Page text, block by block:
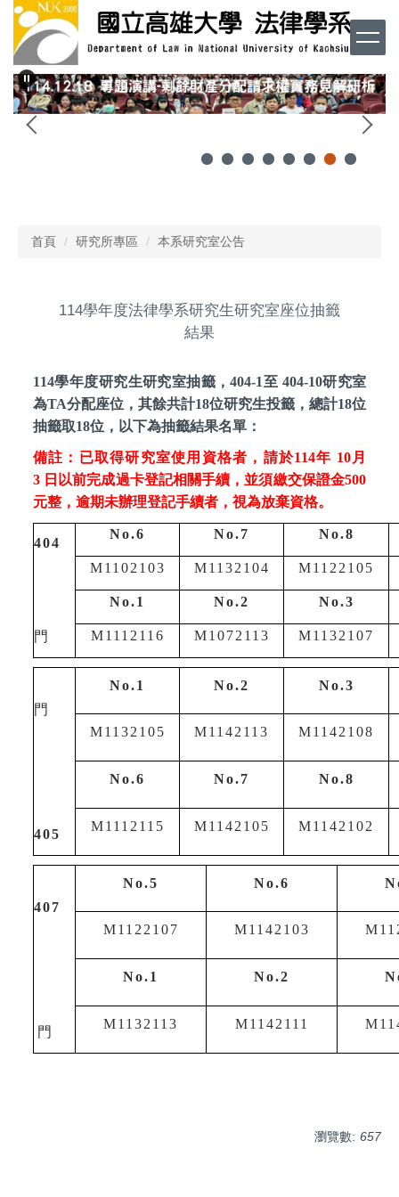
跳
主
要
內
容
首頁 研究所專區 本系研究室公告
114學年度法律學系研究生研究室座位抽籤
結果
114學年度研究生研究室抽籤，404-1至 404-10研究室
為TA分配座位，其餘共計18位研究生投籤，總計18位
抽籤取18位，以下為抽籤結果名單：
備註：已取得研究室使用資格者，請於114年 10月
3 日以前完成過卡登記相關手續，並須繳交保證金500
元整，逾期未辦理登記手續者，視為放棄資格。
404
門
No.6 No.7 No.8
M1102103 M1132104 M1122105
No.1 No.2 No.3
M1112116 M1072113 M1132107
門
405
No.1 No.2 No.3
M1132105 M1142113 M1142108
No.6 No.7 No.8
M1112115 M1142105 M1142102
407
門
No.5 No.6
M1122107 M1142103
No.1 No.2
M1132113 M1142111
瀏覽數: 657